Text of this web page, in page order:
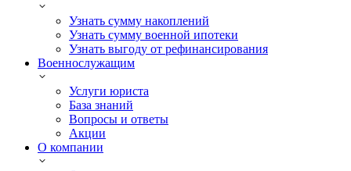
Узнать сумму накоплений
Узнать сумму военной ипотеки
Узнать выгоду от рефинансирования
Военнослужащим
Услуги юриста
База знаний
Вопросы и ответы
Акции
О компании